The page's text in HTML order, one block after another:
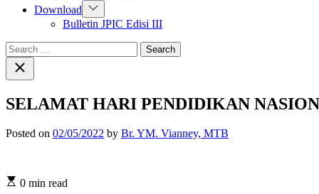
Download
Show
sub
menu
Bulletin JPIC Edisi III
Search
for:Close
search
SELAMAT HARI PENDIDIKAN
Posted on 02/05/2022 by Br. YM. Vianney, MTB
Estimated
0 min read